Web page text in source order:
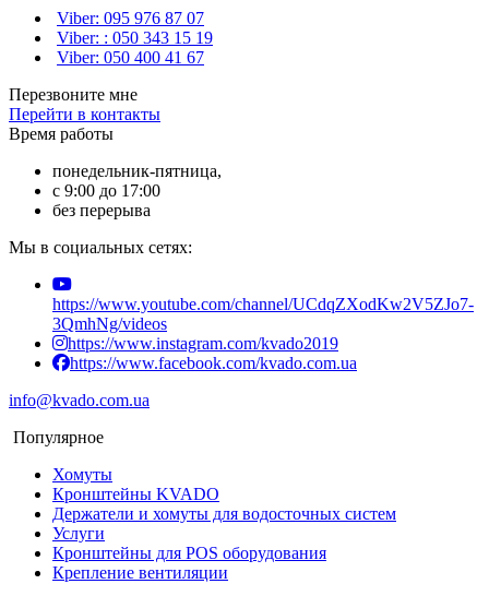
Viber: 095 976 87 07
Viber: : 050 343 15 19‬
Viber: 050 400 41 67
Перезвоните мне
Перейти в контакты
Время работы
понедельник-пятница,
с 9:00 до 17:00
без перерыва
Мы в социальных сетях:
https://www.youtube.com/channel/UCdqZXodKw2V5ZJo7-
3QmhNg/videos
https://www.instagram.com/kvado2019
https://www.facebook.com/kvado.com.ua
info@kvado.com.ua
Популярное
Хомуты
Кронштейны KVADO
Держатели и хомуты для водосточных систем
Услуги
Кронштейны для POS оборудования
Крепление вентиляции